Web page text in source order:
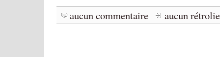
aucun commentaire aucun